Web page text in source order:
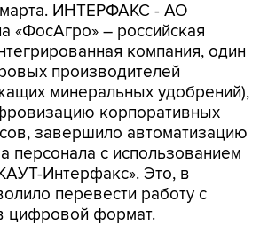
марта. ИНТЕРФАКС - АО
«ФосАгро» – российская
компания, один
производителей
минеральных удобрений),
корпоративных
завершило автоматизацию
персонала с использованием
Интерфакс». Это, в
перевести работу с
цифровой формат.